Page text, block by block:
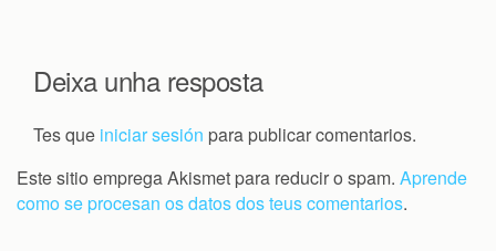
Deixa unha resposta
Tes que iniciar sesión para publicar comentarios.
Este sitio emprega Akismet para reducir o spam. Aprende
como se procesan os datos dos teus comentarios.